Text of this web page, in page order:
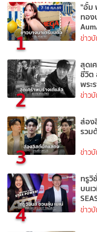
1
"อั้ม
ทอ
ข่าว
2
สุดเ
ชีวิต
พระ
ข่าว
3
ส่อง
รวม
ข่าว
4
ทรูวิ
บนเ
ข่าว